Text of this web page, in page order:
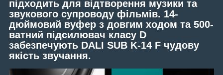
підходить для відтворення музики та
звукового супроводу фільмів. 14-
дюймовий вуфер з довгим ходом та 500-
ватний підсилювач класу D
забезпечують DALI SUB K-14 F чудову
якість звучання.